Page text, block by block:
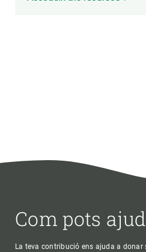
Com pots
La teva contribució ens ajuda a